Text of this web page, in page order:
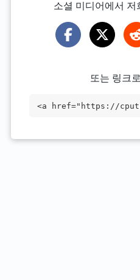
소셜 미디어에서
또는 링크
<a href="https://